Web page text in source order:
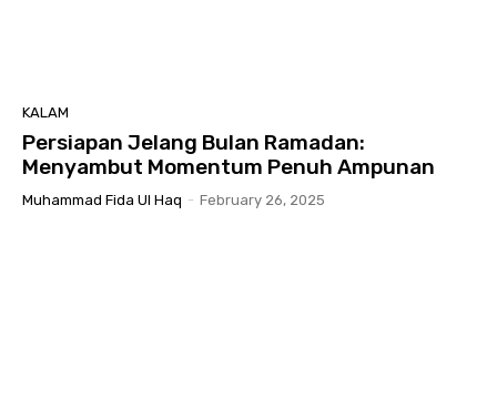
KALAM
Persiapan Jelang Bulan Ramadan:
Menyambut Momentum Penuh Ampunan
Muhammad Fida Ul Haq - February 26, 2025